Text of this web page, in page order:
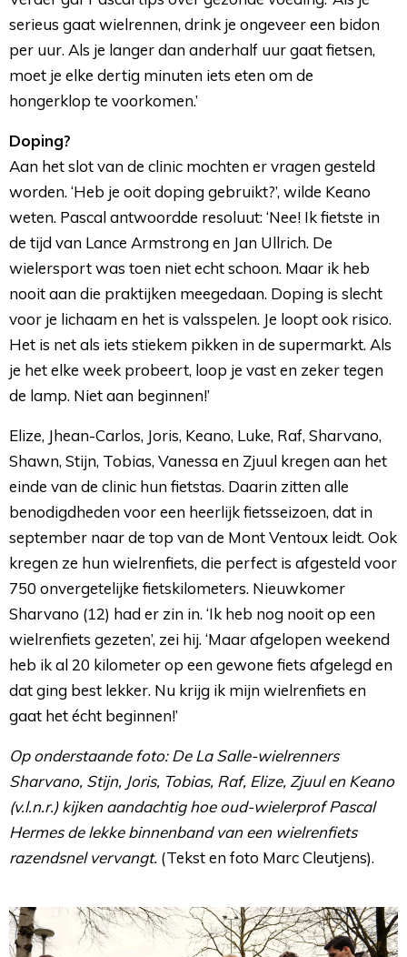
serieus gaat wielrennen, drink je ongeveer een bidon
per uur. Als je langer dan anderhalf uur gaat fietsen,
moet je elke dertig minuten iets eten om de
hongerklop te voorkomen.’
Doping?
Aan het slot van de clinic mochten er vragen gesteld
worden. ‘Heb je ooit doping gebruikt?’, wilde Keano
weten. Pascal antwoordde resoluut: ‘Nee! Ik fietste in
de tijd van Lance Armstrong en Jan Ullrich. De
wielersport was toen niet echt schoon. Maar ik heb
nooit aan die praktijken meegedaan. Doping is slecht
voor je lichaam en het is valsspelen. Je loopt ook risico.
Het is net als iets stiekem pikken in de supermarkt. Als
je het elke week probeert, loop je vast en zeker tegen
de lamp. Niet aan beginnen!’
Elize, Jhean-Carlos, Joris, Keano, Luke, Raf, Sharvano,
Shawn, Stijn, Tobias, Vanessa en Zjuul kregen aan het
einde van de clinic hun fietstas. Daarin zitten alle
benodigdheden voor een heerlijk fietsseizoen, dat in
september naar de top van de Mont Ventoux leidt. Ook
kregen ze hun wielrenfiets, die perfect is afgesteld voor
750 onvergetelijke fietskilometers. Nieuwkomer
Sharvano (12) had er zin in. ‘Ik heb nog nooit op een
wielrenfiets gezeten’, zei hij. ‘Maar afgelopen weekend
heb ik al 20 kilometer op een gewone fiets afgelegd en
dat ging best lekker. Nu krijg ik mijn wielrenfiets en
gaat het écht beginnen!’
Op onderstaande foto: De La Salle-wielrenners
Sharvano, Stijn, Joris, Tobias, Raf, Elize, Zjuul en Keano
(v.l.n.r.) kijken aandachtig hoe oud-wielerprof Pascal
Hermes de lekke binnenband van een wielrenfiets
razendsnel vervangt. (Tekst en foto Marc Cleutjens).